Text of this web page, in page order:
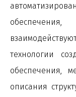
технологии
обеспечения,
описания